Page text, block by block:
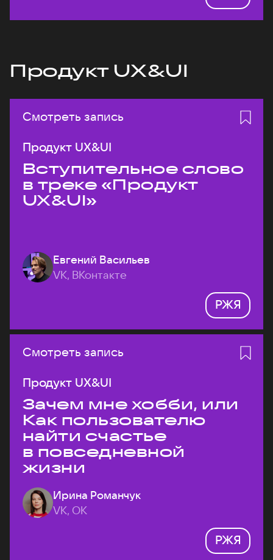
Продукт UX&UI
Смотреть запись
Продукт UX&UI
Вступительное слово
в треке «Продукт
UX&UI»
Евгений Васильев
VK, ВКонтакте
РЖЯ
Смотреть запись
Продукт UX&UI
Зачем мне хобби, или
Как пользователю
найти счастье
в повседневной
жизни
Ирина Романчук
VK, ОК
РЖЯ